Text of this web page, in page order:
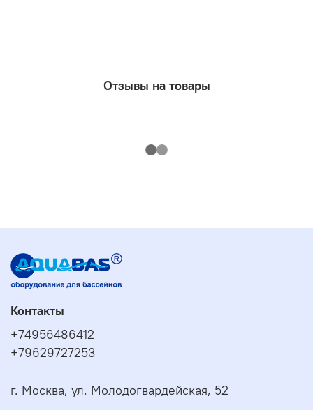
Отзывы на товары
Контакты
+74956486412
+79629727253
г. Москва, ул. Молодогвардейская, 52